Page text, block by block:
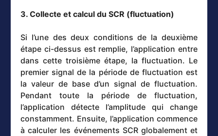
3. Collecte et calcul du SCR (fluctuation)
Si l’une des deux conditions de la deuxième
étape ci-dessus est remplie, l’application entre
dans cette troisième étape, la fluctuation. Le
premier signal de la période de fluctuation est
la valeur de base d’un signal de fluctuation.
Pendant toute la période de fluctuation,
l’application détecte l’amplitude qui change
constamment. Ensuite, l’application commence
à calculer les événements SCR globalement et